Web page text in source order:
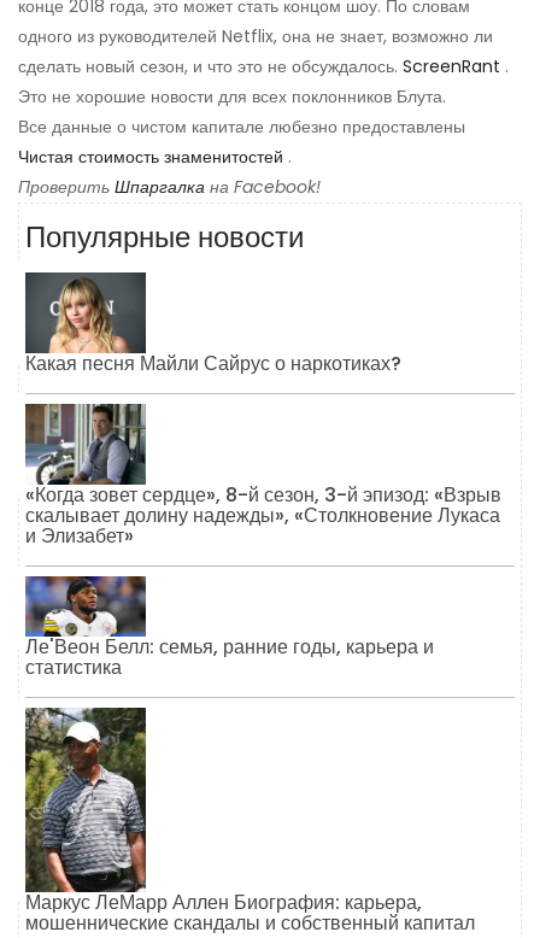
конце 2018 года, это может стать концом шоу. По словам
одного из руководителей Netflix, она не знает, возможно ли
сделать новый сезон, и что это не обсуждалось. ScreenRant .
Это не хорошие новости для всех поклонников Блута.
Все данные о чистом капитале любезно предоставлены
Чистая стоимость знаменитостей .
Проверить Шпаргалка на Facebook!
Популярные новости
Какая песня Майли Сайрус о наркотиках?
«Когда зовет сердце», 8-й сезон, 3-й эпизод: «Взрыв
скалывает долину надежды», «Столкновение Лукаса
и Элизабет»
Ле'Веон Белл: семья, ранние годы, карьера и
статистика
Маркус ЛеМарр Аллен Биография: карьера,
мошеннические скандалы и собственный капитал